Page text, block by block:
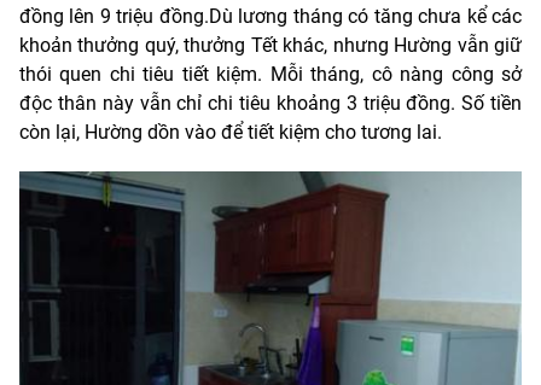
đồng lên 9 triệu đồng.Dù lương tháng có tăng chưa kể các
khoản thưởng quý, thưởng Tết khác, nhưng Hường vẫn giữ
thói quen chi tiêu tiết kiệm. Mỗi tháng, cô nàng công sở
độc thân này vẫn chỉ chi tiêu khoảng 3 triệu đồng. Số tiền
còn lại, Hường dồn vào để tiết kiệm cho tương lai.